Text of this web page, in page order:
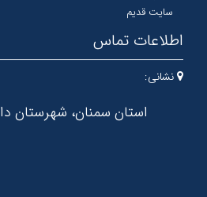
سایت قدیم
اطلاعات تماس
نشانی:
استان سمنان، شهرستان